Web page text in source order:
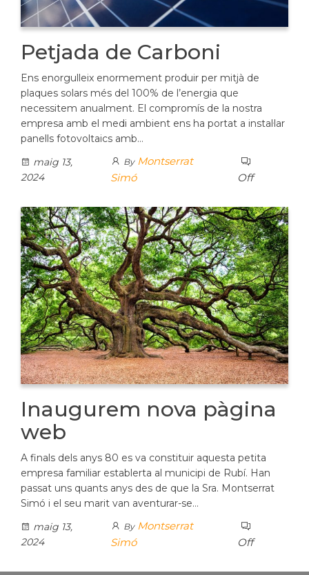
Petjada de Carboni
Ens enorgulleix enormement produir per mitjà de
plaques solars més del 100% de l’energia que
necessitem anualment. El compromís de la nostra
empresa amb el medi ambient ens ha portat a instal·lar
panells fotovoltaics amb…
maig 13,
2024
By Montserrat
Simó
Off
Inaugurem nova pàgina
web
A finals dels anys 80 es va constituir aquesta petita
empresa familiar establerta al municipi de Rubí. Han
passat uns quants anys des de que la Sra. Montserrat
Simó i el seu marit van aventurar-se…
maig 13,
2024
By Montserrat
Simó
Off